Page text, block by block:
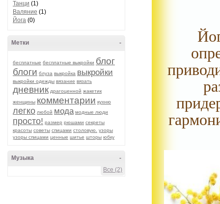
Танци (1)
Валяние (1)
Йога (0)
-
Метки
бесплатные бесплатные выкройки блог
блоги блуза выкройка выкройки
выкройки одежды вязание вязать
дневник драгоценной жакетик
женщины комментарии кухню
легко любой мода модные люди
просто! размер рюшами секреты
красоты советы спицами столовую.
узоры
узоры спицами ценные шитье шторы юбку
-
Музыка
Все (2)